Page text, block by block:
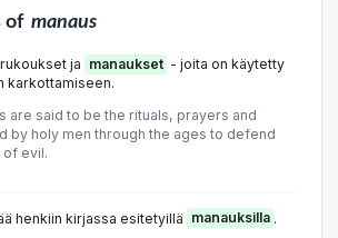
of manaus
ja manaukset - joita on käytetty
karkottamiseen.
are said to be the rituals, prayers and
by holy men through the ages to defend
of evil.
henkiin kirjassa esitetyillä manauksilla .